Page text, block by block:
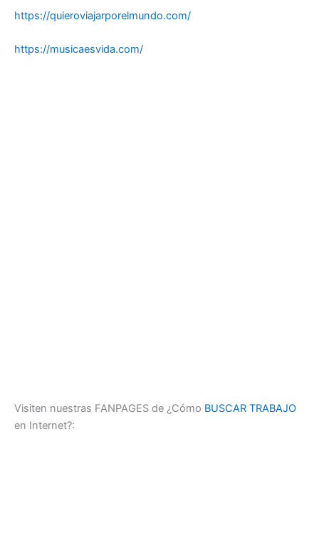
https://quieroviajarporelmundo.com/
https://musicaesvida.com/
Visiten nuestras FANPAGES de ¿Cómo BUSCAR TRABAJO
en Internet?: